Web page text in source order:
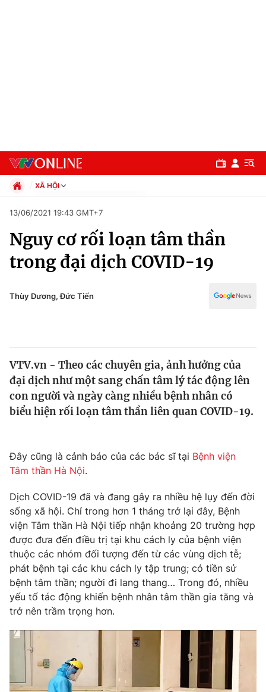
Chuyên mục
Chính trị
Xã hội
Y tế
Thế giới
Thế giới đó đây
Tài chính
Thị trường
Góc doanh nghiệp
Dữ liệu và đời sống
Truyền hình
Phim VTV
Hậu trường
Nhân vật
Khán giả
Giải sao mai
Giải trí
Điện ảnh
Âm nhạc
Sao
Đời sống
Du lịch
Làm đẹp
Chất lượng cuộc sống
Giáo dục
Tuyển sinh
Học trực tuyến
Công nghệ
Hitech Công nghệ tương lai
Giao lưu trực tuyến
XÃ HỘI
Xã hội
Pháp luật
Kinh tế
Thể thao
Văn hóa - Giải trí
Giáo dục
13/06/2021 19:43 GMT+7
Nguy cơ rối loạn tâm thần
trong đại dịch COVID-19
Thùy Dương, Đức Tiến
VTV.vn - Theo các chuyên gia, ảnh hưởng của
đại dịch như một sang chấn tâm lý tác động lên
con người và ngày càng nhiều bệnh nhân có
biểu hiện rối loạn tâm thần liên quan COVID-19.
Đây cũng là cảnh báo của các bác sĩ tại Bệnh viện
Tâm thần Hà Nội.
Dịch COVID-19 đã và đang gây ra nhiều hệ lụy đến đời
sống xã hội. Chỉ trong hơn 1 tháng trở lại đây, Bệnh
viện Tâm thần Hà Nội tiếp nhận khoảng 20 trường hợp
được đưa đến điều trị tại khu cách ly của bệnh viện
thuộc các nhóm đối tượng đến từ các vùng dịch tễ;
phát bệnh tại các khu cách ly tập trung; có tiền sử
bệnh tâm thần; người đi lang thang… Trong đó, nhiều
yếu tố tác động khiến bệnh nhân tâm thần gia tăng và
trở nên trầm trọng hơn.